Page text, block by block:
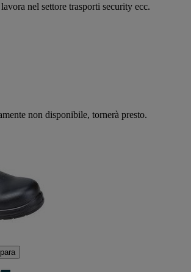
nel settore trasporti security ecc.
non disponibile, tornerà presto.